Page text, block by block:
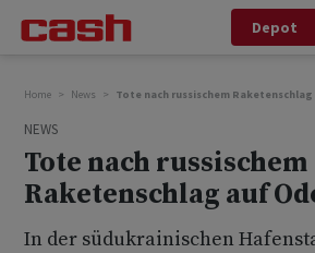
Depot
Home News Tote nach russischem
NEWS
Tote nach russischem
Raketenschlag auf
In der südukrainischen